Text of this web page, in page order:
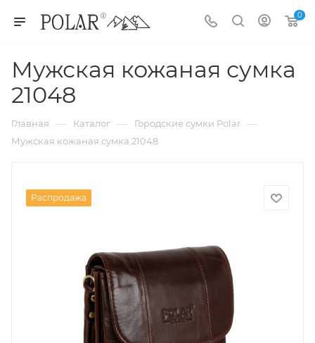
0
Мужская кожаная сумка
21048
Главная — Каталог — Городские сумки Polar —
Мужская кожаная сумка 21048
Распродажа